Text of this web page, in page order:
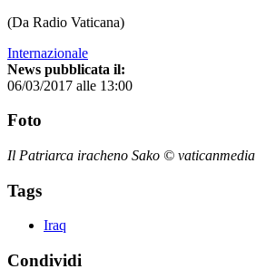
(Da Radio Vaticana)
Internazionale
News pubblicata il:
06/03/2017 alle 13:00
Foto
Il Patriarca iracheno Sako © vaticanmedia
Tags
Iraq
Condividi